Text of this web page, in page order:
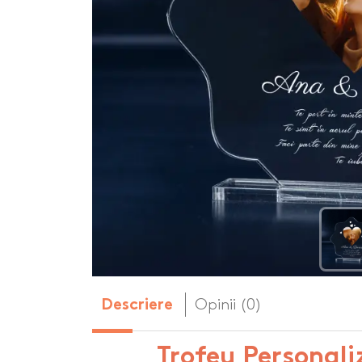
Body-uri copii personalizate
Brelocuri personalizate
Brichete personalizate
Dop
Dozatoare de
personalizate
Genti de plaja
Ghiozdane
Halbe de bere
Huse
Descriere Opinii (0)